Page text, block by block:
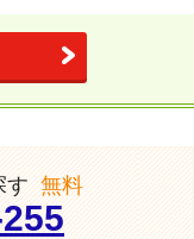
す 無料